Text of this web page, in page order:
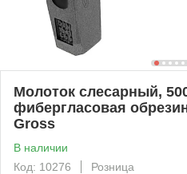
Молоток слесарный,
фибергласовая
Gross
В наличии
Код: 10276
Розница